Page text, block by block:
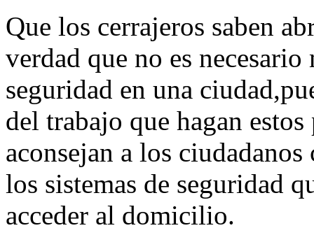
Que los cerrajeros saben
verdad que no es
seguridad en una
del trabajo que hagan
aconsejan a los
los sistemas de seguridad
acceder al domicilio.